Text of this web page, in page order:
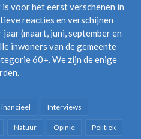
voor het eerst verschenen in
reacties en verschijnen
(maart, juni, september en
inwoners van de gemeente
60+. We zijn de enige
Interviews
Natuur Opinie Politiek